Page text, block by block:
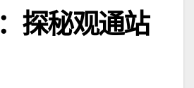
探秘观通站